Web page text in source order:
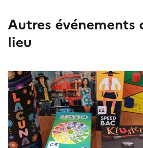
Autres événements
lieu